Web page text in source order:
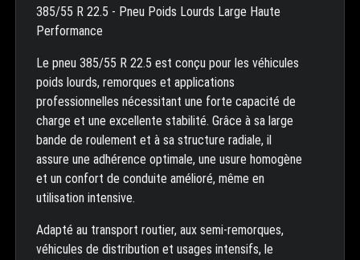
385/55 R 22.5 - Pneu Poids Lourds Large Haute
Performance
Le pneu 385/55 R 22.5 est conçu pour les véhicules
poids lourds, remorques et applications
professionnelles nécessitant une forte capacité de
charge et une excellente stabilité. Grâce à sa large
bande de roulement et à sa structure radiale, il
assure une adhérence optimale, une usure homogène
et un confort de conduite amélioré, même en
utilisation intensive.
Adapté au transport routier, aux semi-remorques,
véhicules de distribution et usages intensifs, le